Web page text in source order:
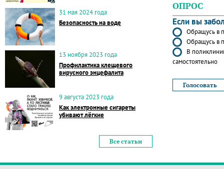
31 мая 2024 года
Безопасность на воде
13 ноября 2023 года
Профилактика клещевого
вирусного энцефалита
9 августа 2023 года
Как электронные сигареты
убивают лёгкие
Все статьи
ОПРОС
Если вы
Обращусь в
Обращусь в
В
самостоятельно